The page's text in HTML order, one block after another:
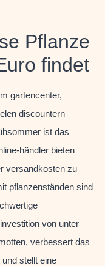
Pflanze
findet
gartencenter,
discountern
ist das
händler bieten
versandkosten zu
pflanzenständen sind
von unter
verbessert das
stellt eine